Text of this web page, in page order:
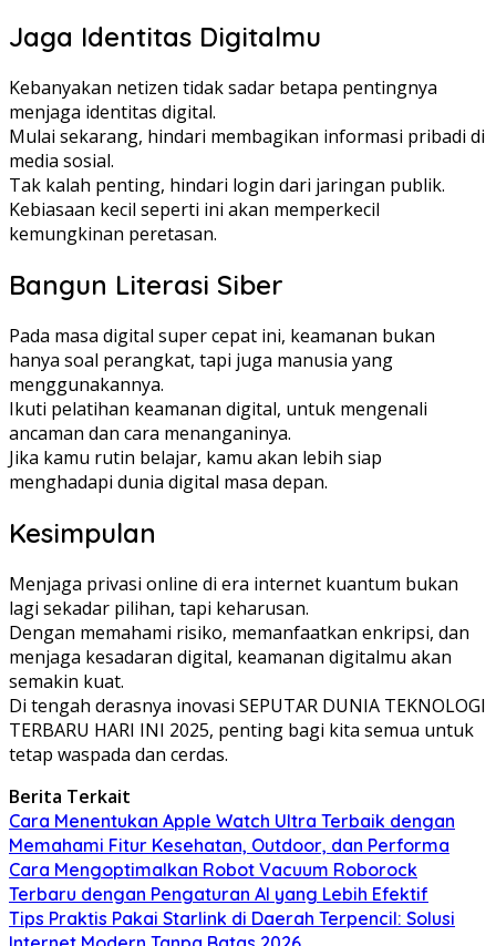
Jaga Identitas Digitalmu
Kebanyakan netizen tidak sadar betapa pentingnya
menjaga identitas digital.
Mulai sekarang, hindari membagikan informasi pribadi di
media sosial.
Tak kalah penting, hindari login dari jaringan publik.
Kebiasaan kecil seperti ini akan memperkecil
kemungkinan peretasan.
Bangun Literasi Siber
Pada masa digital super cepat ini, keamanan bukan
hanya soal perangkat, tapi juga manusia yang
menggunakannya.
Ikuti pelatihan keamanan digital, untuk mengenali
ancaman dan cara menanganinya.
Jika kamu rutin belajar, kamu akan lebih siap
menghadapi dunia digital masa depan.
Kesimpulan
Menjaga privasi online di era internet kuantum bukan
lagi sekadar pilihan, tapi keharusan.
Dengan memahami risiko, memanfaatkan enkripsi, dan
menjaga kesadaran digital, keamanan digitalmu akan
semakin kuat.
Di tengah derasnya inovasi SEPUTAR DUNIA TEKNOLOGI
TERBARU HARI INI 2025, penting bagi kita semua untuk
tetap waspada dan cerdas.
Berita Terkait
Cara Menentukan Apple Watch Ultra Terbaik dengan
Memahami Fitur Kesehatan, Outdoor, dan Performa
Cara Mengoptimalkan Robot Vacuum Roborock
Terbaru dengan Pengaturan AI yang Lebih Efektif
Tips Praktis Pakai Starlink di Daerah Terpencil: Solusi